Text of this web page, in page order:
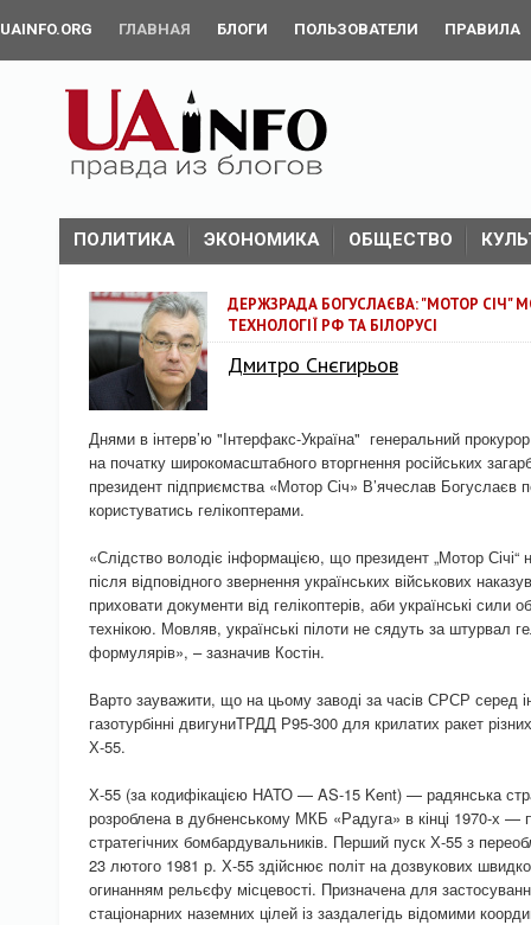
UAINFO.ORG ГЛАВНАЯ БЛОГИ ПОЛЬЗОВАТЕЛИ ПРАВИЛА
ПОЛИТИКА ЭКОНОМИКА ОБЩЕСТВО
ДЕРЖЗРАДА БОГУСЛАЄВА: "МОТОР СІЧ"
ТЕХНОЛОГІЇ РФ ТА БІЛОРУСІ
Дмитро Снєгирьов
Днями в інтерв’ю "Інтерфакс-Україна" генеральний
на початку широкомасштабного вторгнення російських
президент підприємства «Мотор Січ» В’ячеслав
користуватись гелікоптерами.
«Слідство володіє інформацією, що президент „Мотор Січі“
після відповідного звернення українських військових
приховати документи від гелікоптерів, аби українські сили
технікою. Мовляв, українські пілоти не сядуть за штурвал
формулярів», – зазначив Костін.
Варто зауважити, що на цьому заводі за часів СРСР серед
газотурбінні двигуниТРДД Р95-300 для крилатих ракет
Х-55.
Х-55 (за кодифікацією НАТО — AS-15 Kent) — радянська
розроблена в дубненському МКБ «Радуга» в кінці 1970-х —
стратегічних бомбардувальників. Перший пуск Х-55 з
23 лютого 1981 р. Х-55 здійснює політ на дозвукових
огинанням рельєфу місцевості. Призначена для
стаціонарних наземних цілей із заздалегідь відомими